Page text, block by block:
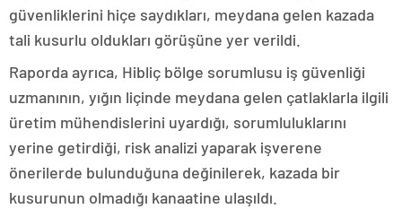
güvenliklerini hiçe saydıkları, meydana gelen kazada
tali kusurlu oldukları görüşüne yer verildi.
Raporda ayrıca, Hibliç bölge sorumlusu iş güvenliği
uzmanının, yığın liçinde meydana gelen çatlaklarla ilgili
üretim mühendislerini uyardığı, sorumluluklarını
yerine getirdiği, risk analizi yaparak işverene
önerilerde bulunduğuna değinilerek, kazada bir
kusurunun olmadığı kanaatine ulaşıldı.